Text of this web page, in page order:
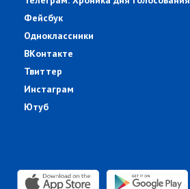
Фейсбук
Одноклассники
ВКонтакте
Твиттер
Инстаграм
Ютуб